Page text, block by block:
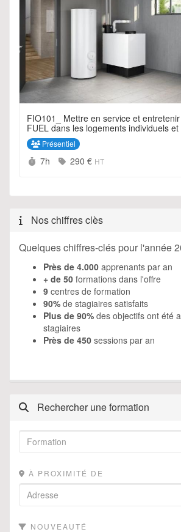
FIO101_ Mettre en service et
FUEL dans les logements individuels
Présentiel
Durée :
7h Prix :
290 € HT
Nos chiffres clès
Quelques chiffres-clés pour l'année
Près de 4.000 apprenants par an
+ de 50 formations dans l'offre
9 centres de formation
90% de stagiaires satisfaits
Plus de 90% des objectifs ont été
stagiaires
Près de 450 sessions par an
Rechercher une formation
À PROXIMITÉ DE
NOUVEAUTÉ